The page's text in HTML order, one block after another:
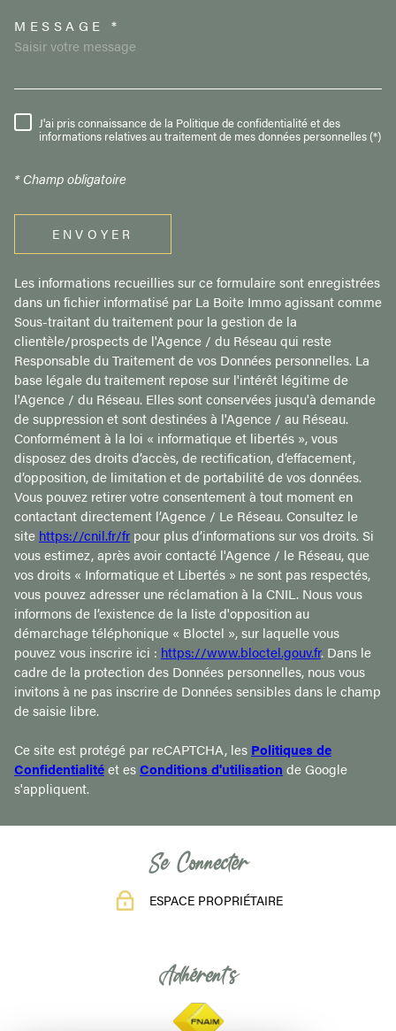
MESSAGE *
RÈGLEMENTATION
J'ai pris connaissance de la Politique de confidentialité et des
informations relatives au traitement de mes données personnelles (*)
* Champ obligatoire
ENVOYER
Les informations recueillies sur ce formulaire sont enregistrées
dans un fichier informatisé par La Boite Immo agissant comme
Sous-traitant du traitement pour la gestion de la
clientèle/prospects de l'Agence / du Réseau qui reste
Responsable du Traitement de vos Données personnelles. La
base légale du traitement repose sur l'intérêt légitime de
l'Agence / du Réseau. Elles sont conservées jusqu'à demande
de suppression et sont destinées à l'Agence / au Réseau.
Conformément à la loi « informatique et libertés », vous
disposez des droits d’accès, de rectification, d’effacement,
d’opposition, de limitation et de portabilité de vos données.
Vous pouvez retirer votre consentement à tout moment en
contactant directement l’Agence / Le Réseau. Consultez le
site https://cnil.fr/fr pour plus d’informations sur vos droits. Si
vous estimez, après avoir contacté l'Agence / le Réseau, que
vos droits « Informatique et Libertés » ne sont pas respectés,
vous pouvez adresser une réclamation à la CNIL. Nous vous
informons de l’existence de la liste d'opposition au
démarchage téléphonique « Bloctel », sur laquelle vous
pouvez vous inscrire ici : https://www.bloctel.gouv.fr. Dans le
cadre de la protection des Données personnelles, nous vous
invitons à ne pas inscrire de Données sensibles dans le champ
de saisie libre.
Ce site est protégé par reCAPTCHA, les Politiques de
Confidentialitéet esConditions d'utilisation de Google
s'appliquent.
Se Connecter
ESPACE PROPRIÉTAIRE
Adhérents